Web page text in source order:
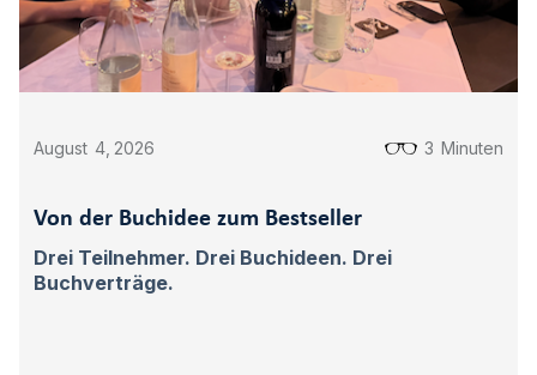
August 4 2026 3 Minuten
Von der Buchidee zum Bestseller
Drei Teilnehmer. Drei Buchideen. Drei
Buchverträge.